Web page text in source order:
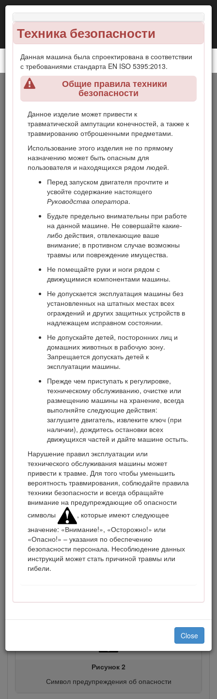
Техника безопасности
Данная машина была спроектирована в соответствии
с требованиями стандарта EN ISO 5395:2013.
Общие правила техники
безопасности
Данное изделие может привести к
травматической ампутации конечностей, а также к
травмированию отброшенными предметами.
Использование этого изделия не по прямому
назначению может быть опасным для
пользователя и находящихся рядом людей.
Перед запуском двигателя прочтите и
усвойте содержание настоящего
Руководства оператора.
Будьте предельно внимательны при работе
на данной машине. Не совершайте какие-
либо действия, отвлекающие ваше
внимание; в противном случае возможны
травмы или повреждение имущества.
Не помещайте руки и ноги рядом с
движущимися компонентами машины.
Не допускается эксплуатация машины без
установленных на штатных местах всех
ограждений и других защитных устройств в
надлежащем исправном состоянии.
Не допускайте детей, посторонних лиц и
домашних животных в рабочую зону.
Запрещается допускать детей к
эксплуатации машины.
Прежде чем приступать к регулировке,
техническому обслуживанию, очистке или
размещению машины на хранение, всегда
выполняйте следующие действия:
заглушите двигатель, извлеките ключ (при
наличии), дождитесь остановки всех
движущихся частей и дайте машине остыть.
Нарушение правил эксплуатации или
технического обслуживания машины может
привести к травме. Для того чтобы уменьшить
вероятность травмирования, соблюдайте правила
техники безопасности и всегда обращайте
внимание на предупреждающие об опасности
символы
, которые имеют следующее
значение: «Внимание!», «Осторожно!» или
«Опасно!» – указания по обеспечению
безопасности персонала. Несоблюдение данных
инструкций может стать причиной травмы или
гибели.
Close
Тяговый блок Reelmaster® 5010-H
Введение
Ездовая газонокосилка с режущим аппаратом
вращательно-цилиндрического типа предназначена для
коммерческого использования профессиональными
образом для скашивания травы на благоустроенных
газонах.
правильно использовать и обслуживать машину, не
допуская ее повреждения и травмирования персонала.
Вы несете ответственность за правильное и безопасное
использование изделия.
Посетите веб-сайт www.Toro.com для получения
дополнительной информации, включая рекомендации по
технике безопасности, учебные материалы, информации
о принадлежностях, а также для получения помощи в
поиске дилера или для регистрации изделия.
Для выполнения технического обслуживания,
приобретения оригинальных запчастей Toro или
получения дополнительной информации обращайтесь в
сервисный центр официального дилера или в отдел
технического обслуживания компании Toro. Не забудьте
Рисунок
показано расположение номера модели и
серийного номера. Запишите номера в предусмотренном
для этого месте.
можете отсканировать QR-код на табличке с
серийным номером (при наличии), чтобы получить
доступ к информации по гарантии, запчастям и
другим сведениям об изделии.
Рисунок 1
Место номера модели и серийного номера
В настоящем руководстве приведены потенциальные
Рисунок 2
Символ предупреждения об опасности